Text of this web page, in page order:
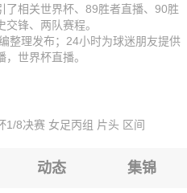
89胜者VS90胜者
89胜者VS90胜者
89胜者VS90胜者
89胜者VS90胜者
胜者VS90胜者
了相关世界杯、89胜者直播、90胜
锋、两队赛程。
整理发布；24小时为球迷朋友提供
世界杯直播。
1/8决赛 女足丙组 片头 区间
动态 集锦